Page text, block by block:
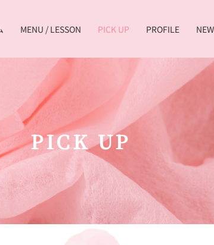
MENU / LESSON PICK UP PROFILE
PICK UP